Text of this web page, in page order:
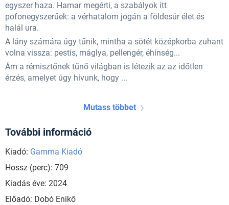
egyszer haza. Hamar megérti, a szabályok itt
pofonegyszerűek: a vérhatalom jogán a földesúr élet és
halál ura.
A lány számára úgy tűnik, mintha a sötét középkorba zuhant
volna vissza: pestis, máglya, pellengér, éhínség...
Ám a rémisztőnek tűnő világban is létezik az az időtlen
érzés, amelyet úgy hívunk, hogy ...
Mutass többet
További információ
Kiadó: Gamma Kiadó
Hossz (perc): 709
Kiadás éve: 2024
Előadó: Dobó Enikő